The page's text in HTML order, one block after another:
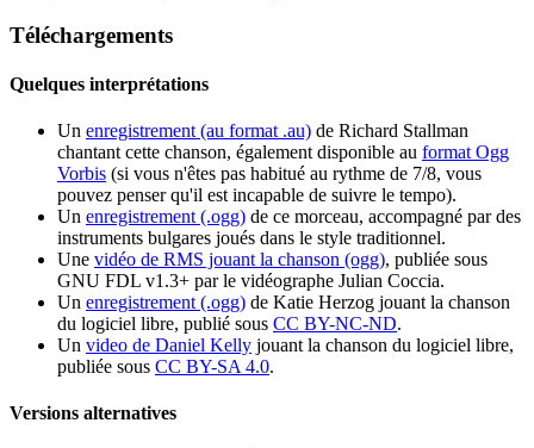
Téléchargements
Quelques interprétations
Un enregistrement (au format .au) de Richard Stallman
chantant cette chanson, également disponible au format Ogg
Vorbis (si vous n'êtes pas habitué au rythme de 7/8, vous
pouvez penser qu'il est incapable de suivre le tempo).
Un enregistrement (.ogg) de ce morceau, accompagné par des
instruments bulgares joués dans le style traditionnel.
Une vidéo de RMS jouant la chanson (ogg), publiée sous
GNU FDL v1.3+ par le vidéographe Julian Coccia.
Un enregistrement (.ogg) de Katie Herzog jouant la chanson
du logiciel libre, publié sous CC BY-NC-ND.
Un video de Daniel Kelly jouant la chanson du logiciel libre,
publiée sous CC BY-SA 4.0.
Versions alternatives